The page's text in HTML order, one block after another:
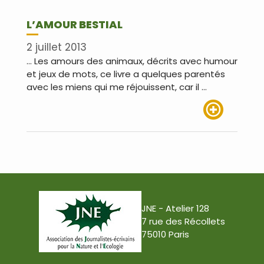
L’AMOUR BESTIAL
2 juillet 2013
… Les amours des animaux, décrits avec humour
et jeux de mots, ce livre a quelques parentés
avec les miens qui me réjouissent, car il …
JNE - Atelier 128
7 rue des Récollets
75010 Paris